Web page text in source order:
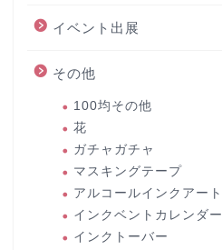
イベント出展
その他
100均その他
花
ガチャガチャ
マスキングテープ
アルコールインクアート
インクベントカレンダー
インクトーバー